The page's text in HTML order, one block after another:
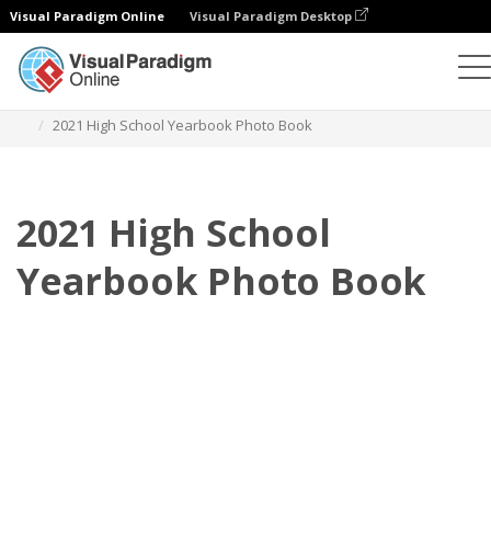
Visual Paradigm Online Visual Paradigm Desktop
2021 High School Yearbook Photo Book
2021 High School
Yearbook Photo Book